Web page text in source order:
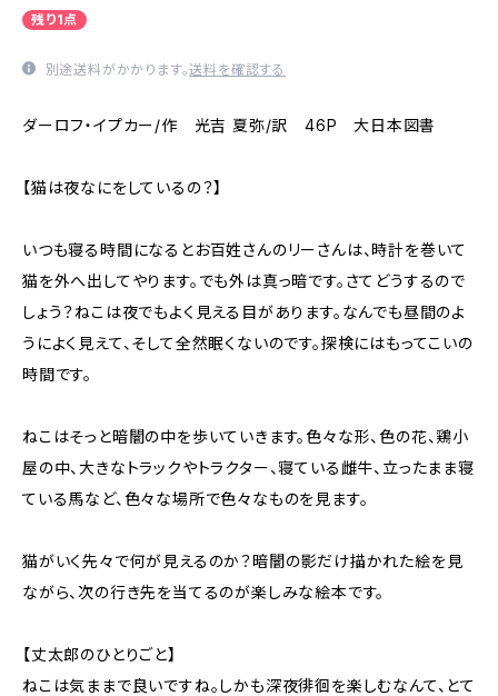
残り1点
別途送料がかかります。送料を確認する
ダーロフ・イプカー/作 光吉 夏弥/訳 46P 大日本図書
【猫は夜なにをしているの？】
いつも寝る時間になるとお百姓さんのリーさんは、時計を巻いて
猫を外へ出してやります。でも外は真っ暗です。さてどうするので
しょう？ねこは夜でもよく見える目があります。なんでも昼間のよ
うによく見えて、そして全然眠くないのです。探検にはもってこいの
時間です。
ねこはそっと暗闇の中を歩いていきます。色々な形、色の花、鶏小
屋の中、大きなトラックやトラクター、寝ている雌牛、立ったまま寝
ている馬など、色々な場所で色々なものを見ます。
猫がいく先々で何が見えるのか？暗闇の影だけ描かれた絵を見
ながら、次の行き先を当てるのが楽しみな絵本です。
【丈太郎のひとりごと】
ねこは気ままで良いですね。しかも深夜徘徊を楽しむなんて、とて